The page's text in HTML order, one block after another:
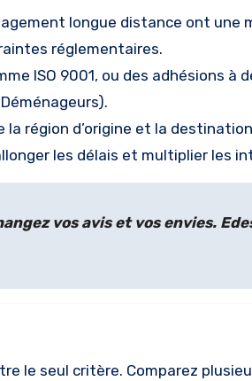
longue distance ont une
réglementaires.
ISO 9001, ou des adhésions à
la région d’origine et la
les délais et multiplier les
vos avis et vos envies.
le seul critère. Comparez